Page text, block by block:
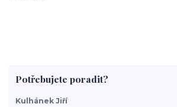
Potřebujete poradit?
Kulhánek Jiří